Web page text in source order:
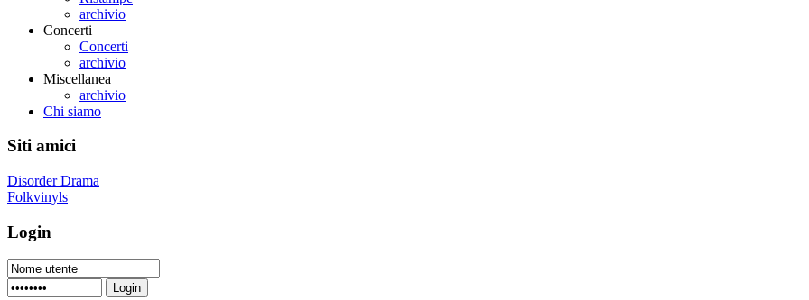
archivio
Concerti
Concerti
archivio
Miscellanea
archivio
Chi siamo
Siti amici
Disorder Drama
Folkvinyls
Login
Login